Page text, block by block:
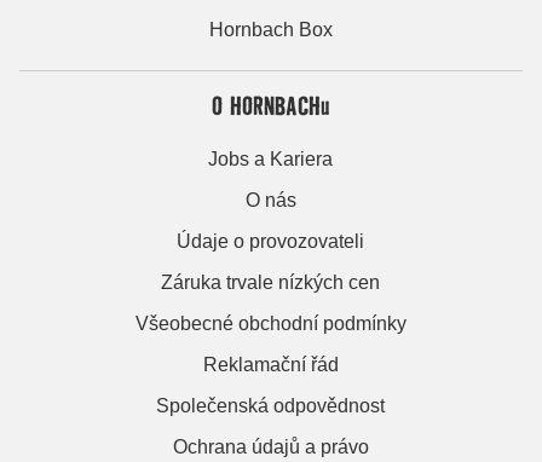
Hornbach Box
O HORNBACHu
Jobs a Kariera
O nás
Údaje o provozovateli
Záruka trvale nízkých cen
Všeobecné obchodní podmínky
Reklamační řád
Společenská odpovědnost
Ochrana údajů a právo